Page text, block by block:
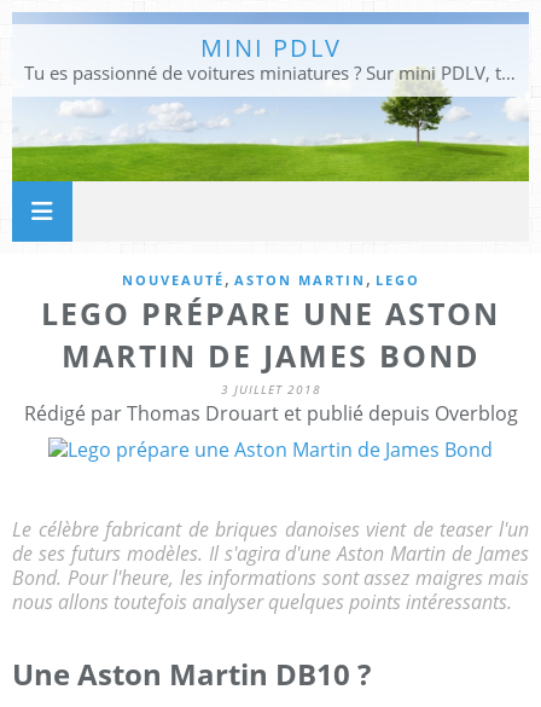
MINI PDLV
Tu es passionné de voitures miniatures ? Sur mini PDLV, tu trouveras les meilleurs bons plans pour acheter des voitures au 1:43, 1:18 ou 1:24. Tu pourras aussi découvrir des modèles de collection sous tous leurs angles. Pour ne rien louper de l'actualité des voitures miniatures, rejoins-nous !
NOUVEAUTÉ , ASTON MARTIN , LEGO
LEGO PRÉPARE UNE ASTON
MARTIN DE JAMES BOND
3 JUILLET 2018
Rédigé par Thomas Drouart et publié depuis Overblog
Le célèbre fabricant de briques danoises vient de teaser l'un
de ses futurs modèles. Il s'agira d'une Aston Martin de James
Bond. Pour l'heure, les informations sont assez maigres mais
nous allons toutefois analyser quelques points intéressants.
Une Aston Martin DB10 ?